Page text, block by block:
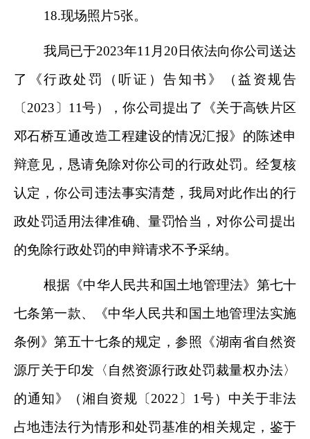
18.现场照片5张。
我局已于2023年11月 20 日依法向你公司送达
了《行政处罚（听证）告知书》（益资规告
〔2023 〕 11号），你公司提出了《关于高铁片区
邓石桥互通改造工程建设的情况汇报》的陈述申
辩意见，恳请免除对你公司的行政处罚。经复核
认定，你公司违法事实清楚，我局对此作出的行
政处罚适用法律准确、量罚恰当，对你公司提出
的免除行政处罚的申辩请求不予采纳。
根据《中华人民共和国土地管理法》第七十
七条第一款、《中华人民共和国土地管理法实施
条例》第五十七条的规定，参照《湖南省自然资
源厅关于印发〈自然资源行政处罚裁量权办法〉
的通知》（湘自资规〔 2022 〕 1 号）中关于非法
占地违法行为情形和处罚基准的相关规定，鉴于